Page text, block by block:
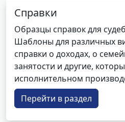
Справки
Образцы справок для
Шаблоны для различных
справки о доходах, о
занятости и другие,
исполнительном
Перейти в раздел